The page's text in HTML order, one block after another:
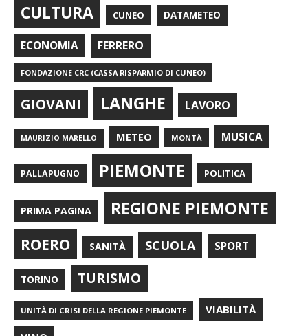
CULTURA CUNEO DATAMETEO
ECONOMIA FERRERO
FONDAZIONE CRC (CASSA RISPARMIO DI CUNEO)
GIOVANI LANGHE LAVORO
MAURIZIO MARELLO METEO MONTÀ MUSICA
PALLAPUGNO PIEMONTE POLITICA
PRIMA PAGINA REGIONE PIEMONTE
ROERO SANITÀ SCUOLA SPORT
TORINO TURISMO
UNITÀ DI CRISI DELLA REGIONE PIEMONTE VIABILITÀ